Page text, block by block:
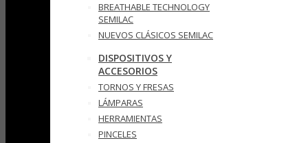
BREATHABLE TECHNOLOGY
SEMILAC
NUEVOS CLÁSICOS SEMILAC
DISPOSITIVOS Y
ACCESORIOS
TORNOS Y FRESAS
LÁMPARAS
HERRAMIENTAS
PINCELES